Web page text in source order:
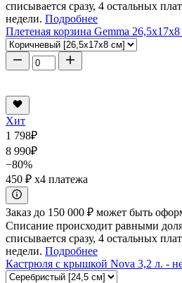
списывается сразу, 4 остальных
недели. Подробнее
Плетеная корзина Gemma
Хит
1 798₽
8 990₽
−80%
450 ₽ x4 платежа
Заказ до 150 000 ₽ может быть
Списание происходит равными
списывается сразу, 4 остальных
недели. Подробнее
Кастрюля с крышкой Nova 3,2 л. -